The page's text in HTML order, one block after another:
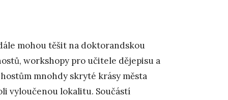
mohou těšit na doktorandskou
workshopy pro učitele dějepisu a
mnohdy skryté krásy města
vyloučenou lokalitu. Součástí